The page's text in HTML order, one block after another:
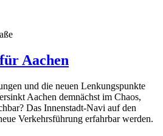
Aachen
und die neuen Lenkungspunkte
Aachen demnächst im Chaos,
Das Innenstadt-Navi auf den
Verkehrsführung erfahrbar werden.